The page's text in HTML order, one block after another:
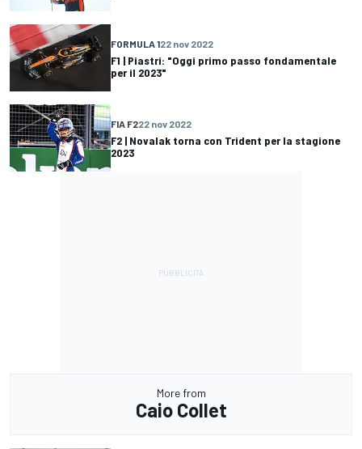
FORMULA 122 nov 2022
F1 | Piastri: "Oggi primo passo fondamentale
per il 2023"
FIA F222 nov 2022
F2 | Novalak torna con Trident per la stagione
2023
More from
Caio Collet